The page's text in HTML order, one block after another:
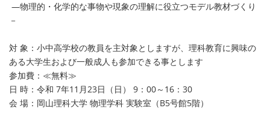
―物理的・化学的な事物や現象の理解に役立つモデル教材づくり
－
対 象：小中高学校の教員を主対象としますが、理科教育に興味の
ある大学生および一般成人も参加できる事とします
参加費：≪無料≫
日 時：令和 7年11月23日（日） 9：00～16：30
会 場：岡山理科大学 物理学科 実験室（B5号館5階）